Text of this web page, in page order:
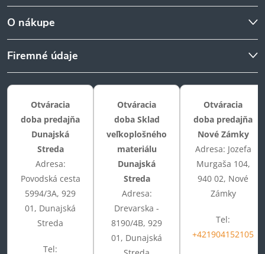
O nákupe
Firemné údaje
Otváracia
doba predajňa
Dunajská
Streda
Adresa:
Povodská cesta
5994/3A, 929
01, Dunajská
Streda
Tel:
Otváracia
doba Sklad
veľkoplošného
materiálu
Dunajská
Streda
Adresa:
Drevarska -
8190/4B, 929
01, Dunajská
Otváracia
doba predajňa
Nové Zámky
Adresa: Jozefa
Murgaša 104,
940 02, Nové
Zámky
Tel:
+421904152105